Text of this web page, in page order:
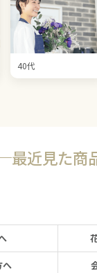
40代
最近見た商
へ